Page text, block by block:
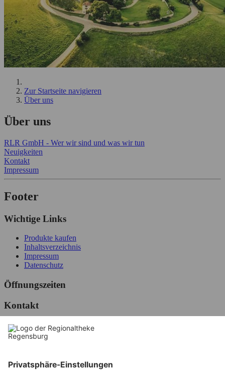
Zur Startseite navigieren
Über uns
Über uns
RLR GmbH - Wer wir sind und was wir tun
Neuigkeiten
Kontakt
Impressum
Footer
Wichtige Links
Produkte kaufen
Inhaltsverzeichnis
Impressum
Datenschutz
Öffnungszeiten
Kontakt
Bayernstraße 7
93128 Regenstauf
Adresse auf Karte anzeigen
E-Mail:regionalvermarktung@nimms-regional.de